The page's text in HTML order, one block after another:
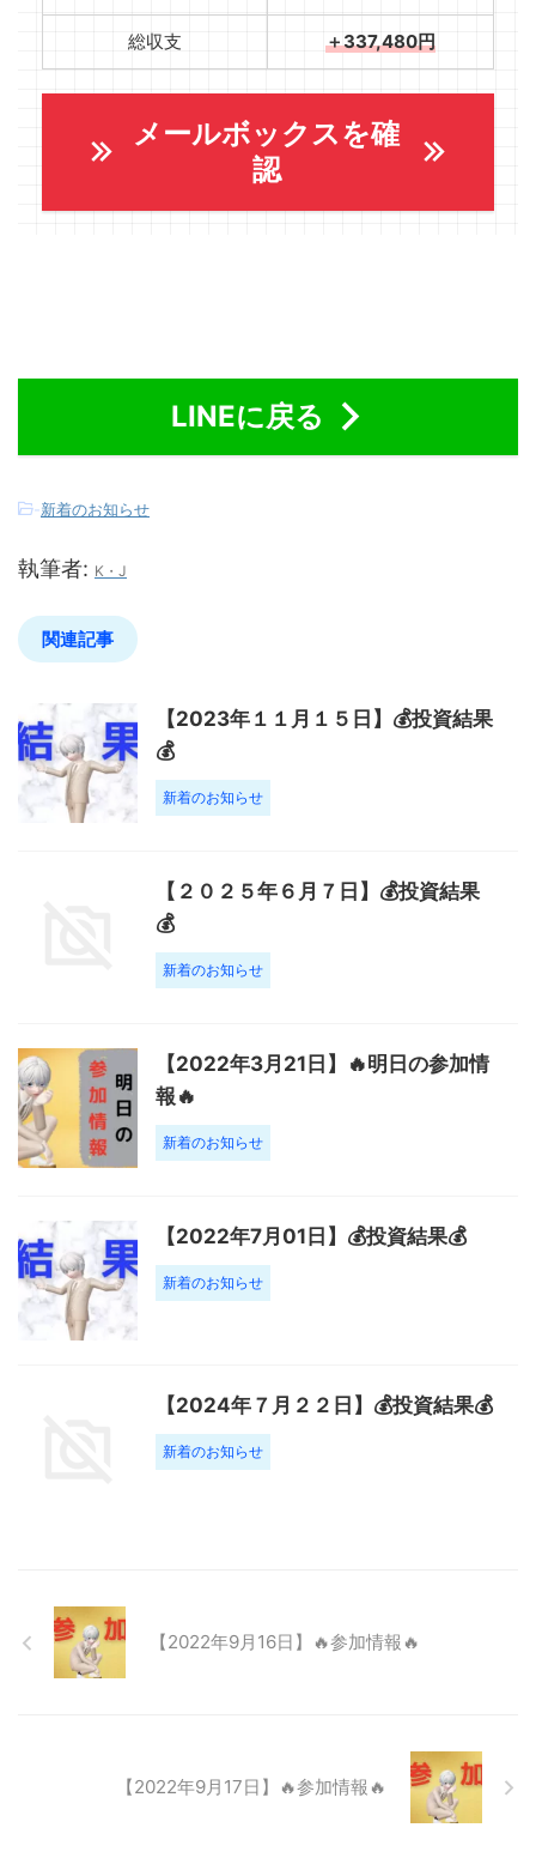
総収支 ＋337,480円
メールボックスを確
認
LINEに戻る
-新着のお知らせ
執筆者: K・J
関連記事
【2023年１１月１５日】💰投資結果
💰
新着のお知らせ
【２０２５年６月７日】💰投資結果
💰
新着のお知らせ
【2022年3月21日】🔥明日の参加情
報🔥
新着のお知らせ
【2022年7月01日】💰投資結果💰
新着のお知らせ
【2024年７月２２日】💰投資結果💰
新着のお知らせ
【2022年9月16日】🔥参加情報🔥
【2022年9月17日】🔥参加情報🔥